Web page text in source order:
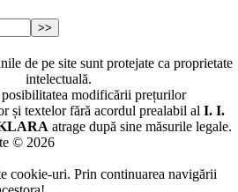
>>
de pe site sunt protejate ca proprietate
intelectuală.
modificării prețurilor
și textelor fără acordul prealabil al I. I.
atrage după sine măsurile legale.
© 2026
cookie-uri. Prin continuarea navigării